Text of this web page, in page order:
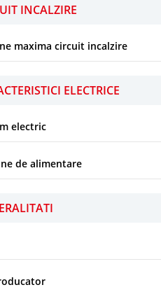
INCALZIRE
maxima circuit incalzire
ELECTRICE
electric
de alimentare